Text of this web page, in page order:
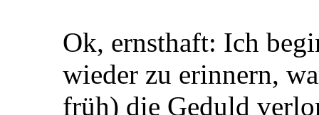
Ok, ernsthaft: Ich
wieder zu erinnern,
früh) die Geduld